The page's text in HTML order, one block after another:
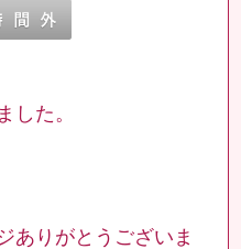
した。
ありがとうございま